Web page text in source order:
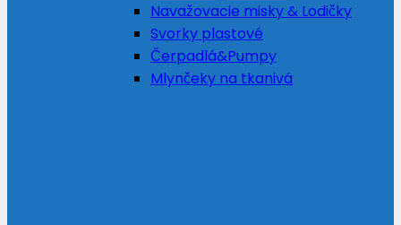
Navažovacie misky & Lodičky
Svorky plastové
Čerpadlá&Pumpy
Mlynčeky na tkanivá